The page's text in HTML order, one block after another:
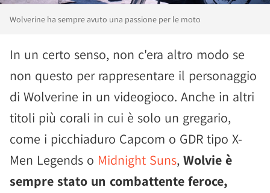
Wolverine ha sempre avuto una passione per le moto
In un certo senso, non c'era altro modo se
non questo per rappresentare il personaggio
di Wolverine in un videogioco. Anche in altri
titoli più corali in cui è solo un gregario,
come i picchiaduro Capcom o GDR tipo X-
Men Legends o Midnight Suns, Wolvie è
sempre stato un combattente feroce,